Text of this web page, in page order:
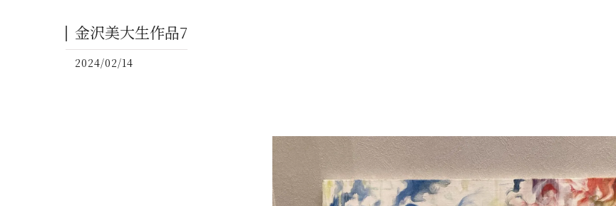
金沢美大生作品7
2024/02/14